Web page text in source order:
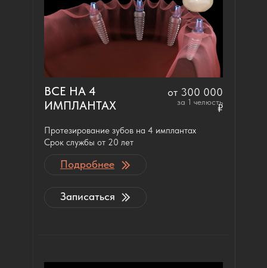
Записаться
ВСЕ НА 4
ИМПЛАНТАХ
Протезирование зубов на 4 имплантах
Срок службы от 20 лет
Подробнее
от 300 000
₽
за 1 челюсть